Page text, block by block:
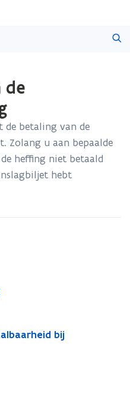
gaan
de
de betaling van de
Zolang u aan bepaalde
heffing niet betaald
hebt
bij